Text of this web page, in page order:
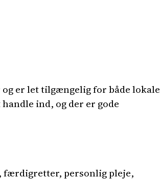
er let tilgængelig for både lokale
ind, og der er gode
færdigretter, personlig pleje,